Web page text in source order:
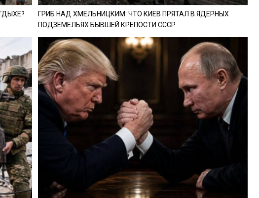
ГРИБ НАД ХМЕЛЬНИЦКИМ: ЧТО КИЕВ ПРЯТАЛ В ЯДЕРНЫХ
ПОДЗЕМЕЛЬЯХ БЫВШЕЙ КРЕПОСТИ СССР